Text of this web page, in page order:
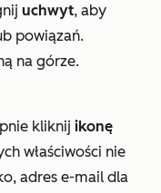
uchwyt, aby
powiązań.
na górze.
kliknij ikonę
właściwości nie
adres e-mail dla